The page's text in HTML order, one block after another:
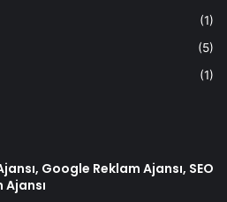
(1)
(5)
(1)
Google Reklam Ajansı, SEO
Ajansı